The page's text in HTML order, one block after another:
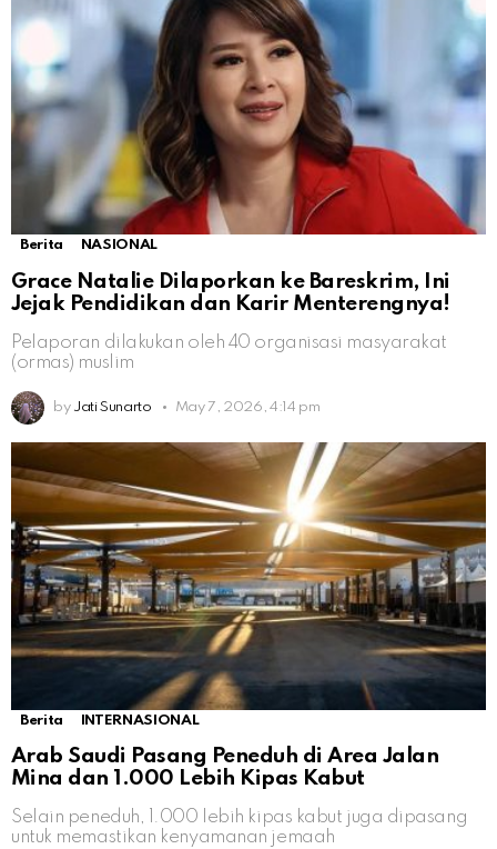
Berita NASIONAL
Grace Natalie Dilaporkan ke Bareskrim, Ini
Jejak Pendidikan dan Karir Menterengnya!
Pelaporan dilakukan oleh 40 organisasi masyarakat
(ormas) muslim
by Jati Sunarto May 7, 2026, 4:14 pm
Berita INTERNASIONAL
Arab Saudi Pasang Peneduh di Area Jalan
Mina dan 1.000 Lebih Kipas Kabut
Selain peneduh, 1.000 lebih kipas kabut juga dipasang
untuk memastikan kenyamanan jemaah